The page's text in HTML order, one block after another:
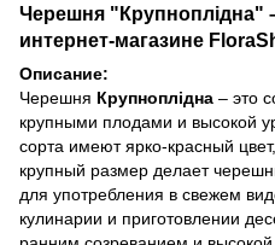
Черешня "Крупноплідна"
интернет-магазине
Описание:
Черешня Крупноплідна – это
крупными плодами и высокой
сорта имеют ярко-красный
крупный размер делает
для употребления в свежем
кулинарии и приготовлении